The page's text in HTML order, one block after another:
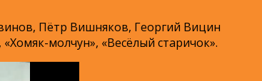
Пётр Вишняков, Георгий Вицин
молчун», «Весёлый старичок».